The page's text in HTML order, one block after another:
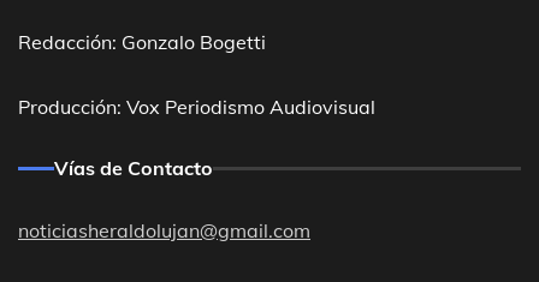
Redacción: Gonzalo Bogetti
Producción: Vox Periodismo Audiovisual
Vías de Contacto
noticiasheraldolujan@gmail.com